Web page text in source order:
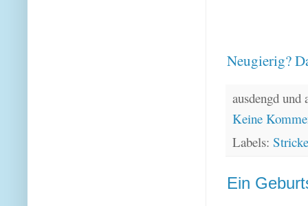
Neugierig?
ausdengd
Keine
Labels:
Ein